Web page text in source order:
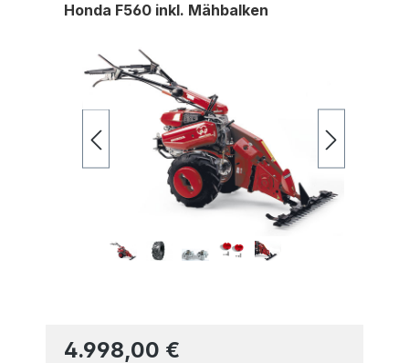
Honda F560 inkl. Mähbalken
Bildergalerie überspringen
4.998,00 €